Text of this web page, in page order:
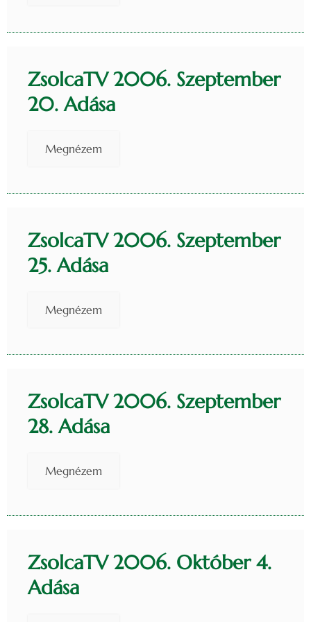
ZsolcaTV 2006. Szeptember
20. Adása
Megnézem
ZsolcaTV 2006. Szeptember
25. Adása
Megnézem
ZsolcaTV 2006. Szeptember
28. Adása
Megnézem
ZsolcaTV 2006. Október 4.
Adása